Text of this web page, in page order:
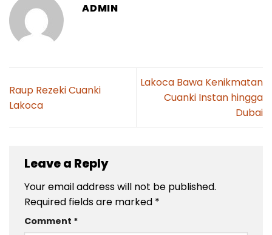
ADMIN
Raup Rezeki Cuanki
Lakoca
Lakoca Bawa Kenikmatan
Cuanki Instan hingga
Dubai
Leave a Reply
Your email address will not be published.
Required fields are marked *
Comment *